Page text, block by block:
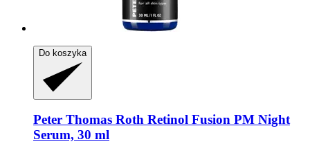
Do koszyka
Peter Thomas Roth Retinol Fusion PM Night
Serum, 30 ml